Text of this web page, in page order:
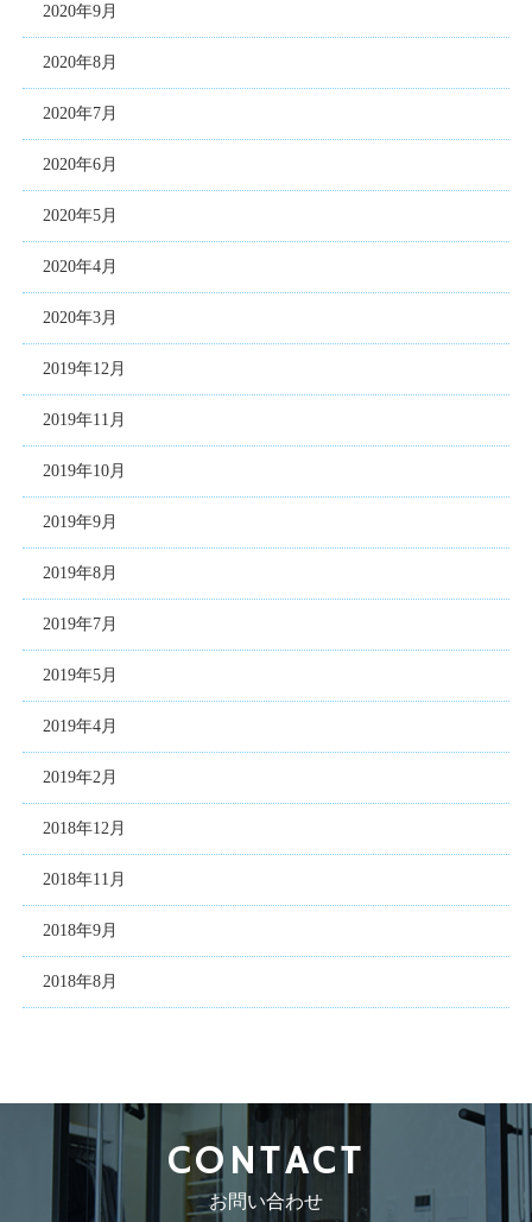
2020年9月
2020年8月
2020年7月
2020年6月
2020年5月
2020年4月
2020年3月
2019年12月
2019年11月
2019年10月
2019年9月
2019年8月
2019年7月
2019年5月
2019年4月
2019年2月
2018年12月
2018年11月
2018年9月
2018年8月
CONTACT
お問い合わせ